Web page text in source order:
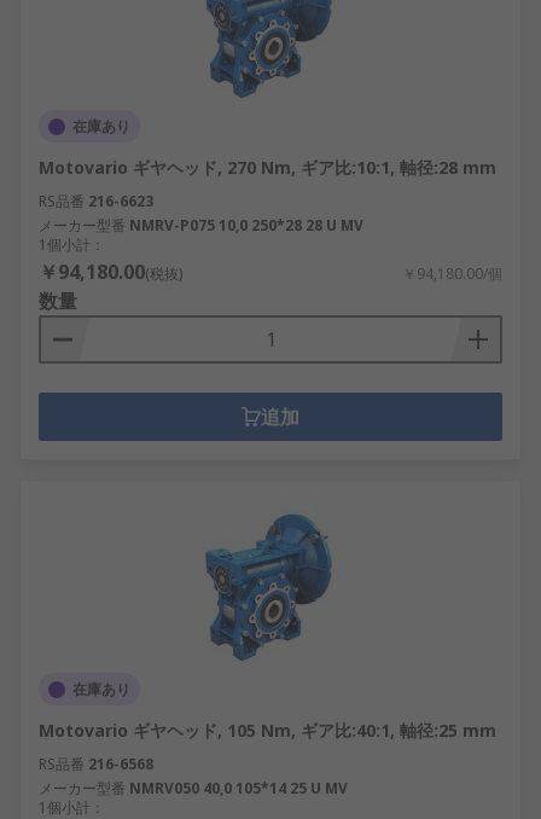
在庫あり
Motovario ギヤヘッド, 270 Nm, ギア比:10:1, 軸径:28 mm
RS品番 216-6623
メーカー型番 NMRV-P075 10,0 250*28 28 U MV
1個小計：
￥94,180.00(税抜) ￥94,180.00/個
数量
追加
在庫あり
Motovario ギヤヘッド, 105 Nm, ギア比:40:1, 軸径:25 mm
RS品番 216-6568
メーカー型番 NMRV050 40,0 105*14 25 U MV
1個小計：